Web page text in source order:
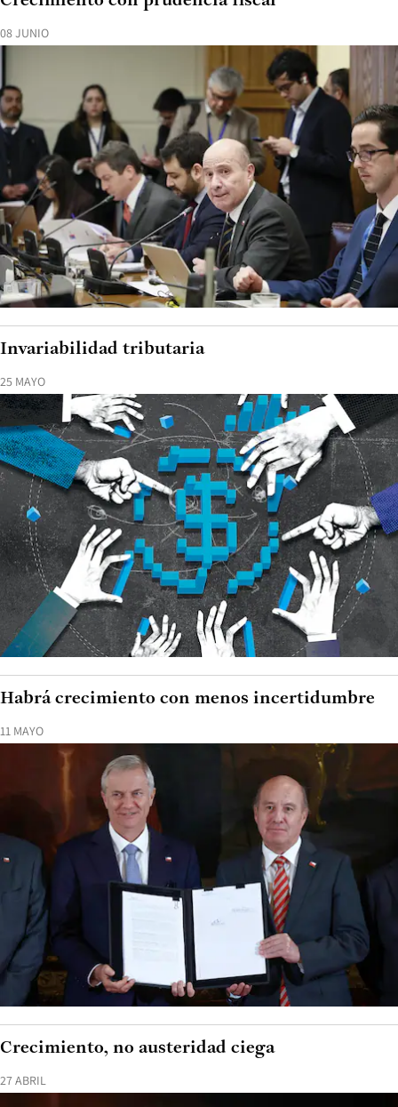
08 JUNIO
25 MAYO
Invariabilidad tributaria
11 MAYO
Habrá crecimiento con menos incertidumbre
27 ABRIL
Crecimiento, no austeridad ciega